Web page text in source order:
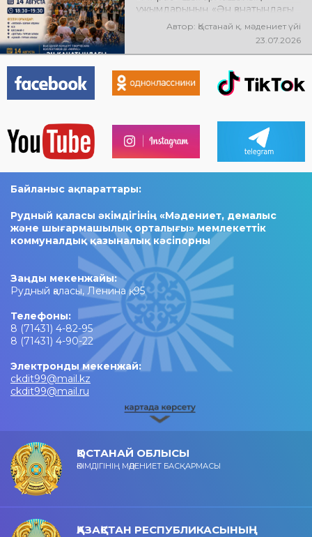
ұжымдарының «Ән қанатындағы
Қостанай» көшпелі концерті
өтеді! Баршаңызды мерекелік
Автор: Қостанай қ. мәдениет үйі
23.07.2026
Байланыс ақпараттары:
Рудный қаласы әкімдігінің «Мәдениет, демалыс
және шығармашылық орталығы» мемлекеттік
коммуналдық қазыналық кәсіпорны
Заңды мекенжайы:
Рудный қаласы, Ленина қ, 95
Телефоны:
8 (71431) 4-82-95
8 (71431) 4-90-22
Электронды мекенжай:
ckdit99@mail.kz
ckdit99@mail.ru
ҚОСТАНАЙ ОБЛЫСЫ
ӘКІМДІГІНІҢ МӘДЕНИЕТ БАСҚАРМАСЫ
ҚАЗАҚСТАН РЕСПУБЛИКАСЫНЫҢ